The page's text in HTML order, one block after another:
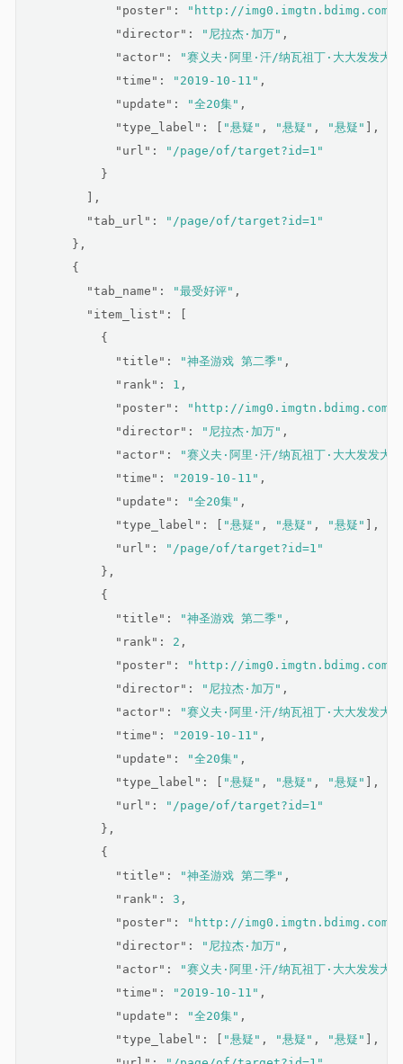
"poster" :
"http://img0.imgtn.bdimg.com/it/
"director" : "尼拉杰·加万" ,
"actor" :
"赛义夫·阿里·汗/纳瓦祖丁·大大发发大
"time" : "2019-10-11" ,
"update" : "全20集" ,
"type_label" : [ "悬疑" , "悬疑" , "悬疑"
],
"url" :
"/page/of/target?id=1"
          }
        ],
"tab_url" :
"/page/of/target?id=1"
      },
      {
"tab_name" : "最受好评" ,
"item_list" : [
          {
"title" : "神圣游戏 第二季" ,
"rank" : 1 ,
"poster" :
"http://img0.imgtn.bdimg.com/it/
"director" : "尼拉杰·加万" ,
"actor" :
"赛义夫·阿里·汗/纳瓦祖丁·大大发发大
"time" : "2019-10-11" ,
"update" : "全20集" ,
"type_label" : [ "悬疑" , "悬疑" , "悬疑"
],
"url" :
"/page/of/target?id=1"
          },
          {
"title" : "神圣游戏 第二季" ,
"rank" : 2 ,
"poster" :
"http://img0.imgtn.bdimg.com/it/
"director" : "尼拉杰·加万" ,
"actor" :
"赛义夫·阿里·汗/纳瓦祖丁·大大发发大
"time" : "2019-10-11" ,
"update" : "全20集" ,
"type_label" : [ "悬疑" , "悬疑" , "悬疑"
],
"url" :
"/page/of/target?id=1"
          },
          {
"title" : "神圣游戏 第二季" ,
"rank" : 3 ,
"poster" :
"http://img0.imgtn.bdimg.com/it/
"director" : "尼拉杰·加万" ,
"actor" :
"赛义夫·阿里·汗/纳瓦祖丁·大大发发大
"time" : "2019-10-11" ,
"update" : "全20集" ,
"type_label" : [ "悬疑" , "悬疑" , "悬疑"
],